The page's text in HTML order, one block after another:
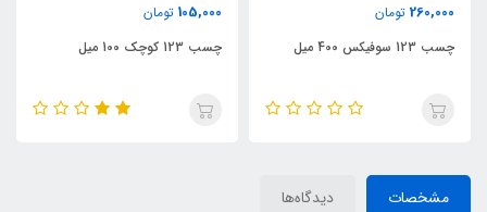
260,000 تومان
چسب 123 سوفیکس 400 میل
105,000 تومان
چسب 123 کوچک 100 میل
مشخصات دیدگاه‌ها